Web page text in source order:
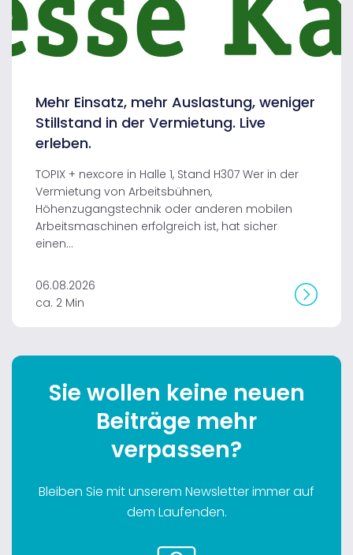
Mehr Einsatz, mehr Auslastung, weniger
Stillstand in der Vermietung. Live
erleben.
TOPIX + nexcore in Halle 1, Stand H307 Wer in der
Vermietung von Arbeitsbühnen,
Höhenzugangstechnik oder anderen mobilen
Arbeitsmaschinen erfolgreich ist, hat sicher
einen...
06.08.2026
ca. 2 Min
Sie wollen keine neuen
Beiträge mehr
verpassen?
Bleiben Sie mit unserem Newsletter immer auf
dem Laufenden.